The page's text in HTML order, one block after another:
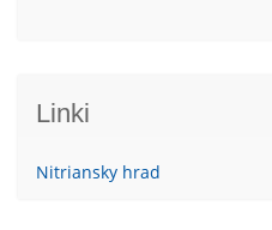
Linki
Nitriansky hrad